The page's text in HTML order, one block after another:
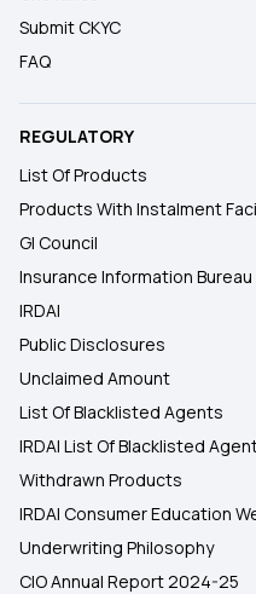
Submit CKYC
FAQ
REGULATORY
List Of Products
Products With Instalment
GI Council
Insurance Information Bureau
IRDAI
Public Disclosures
Unclaimed Amount
List Of Blacklisted Agents
IRDAI List Of Blacklisted
Withdrawn Products
IRDAI Consumer Education
Underwriting Philosophy
CIO Annual Report 2024-25